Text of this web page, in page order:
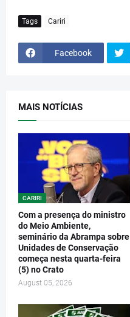
Tags Cariri
Facebook
MAIS NOTÍCIAS
CARIRI
Com a presença do ministro
do Meio Ambiente,
seminário da Abrampa sobre
Unidades de Conservação
começa nesta quarta-feira
(5) no Crato
August 05, 2026